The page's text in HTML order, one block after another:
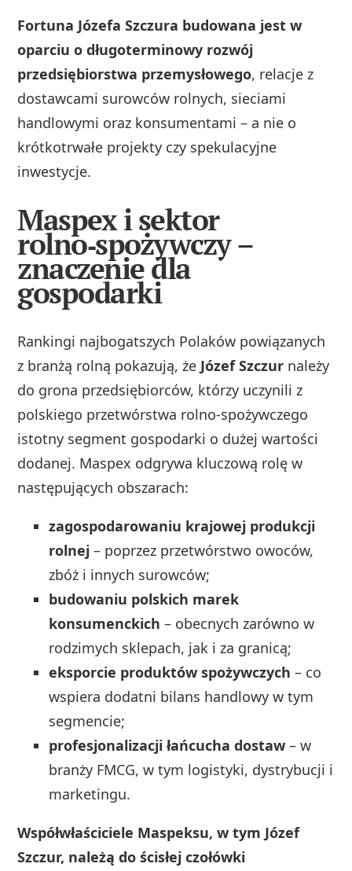
Fortuna Józefa Szczura budowana jest w
oparciu o długoterminowy rozwój
przedsiębiorstwa przemysłowego, relacje z
dostawcami surowców rolnych, sieciami
handlowymi oraz konsumentami – a nie o
krótkotrwałe projekty czy spekulacyjne
inwestycje.
Maspex i sektor
rolno‑spożywczy –
znaczenie dla
gospodarki
Rankingi najbogatszych Polaków powiązanych
z branżą rolną pokazują, że Józef Szczur należy
do grona przedsiębiorców, którzy uczynili z
polskiego przetwórstwa rolno‑spożywczego
istotny segment gospodarki o dużej wartości
dodanej. Maspex odgrywa kluczową rolę w
następujących obszarach:
zagospodarowaniu krajowej produkcji
rolnej – poprzez przetwórstwo owoców,
zbóż i innych surowców;
budowaniu polskich marek
konsumenckich – obecnych zarówno w
rodzimych sklepach, jak i za granicą;
eksporcie produktów spożywczych – co
wspiera dodatni bilans handlowy w tym
segmencie;
profesjonalizacji łańcucha dostaw – w
branży FMCG, w tym logistyki, dystrybucji i
marketingu.
Współwłaściciele Maspeksu, w tym Józef
Szczur, należą do ścisłej czołówki